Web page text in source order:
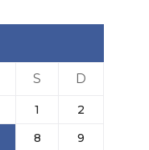
S D
1
2
8
9